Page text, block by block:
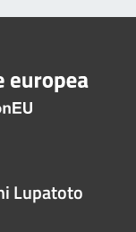
Lupatoto